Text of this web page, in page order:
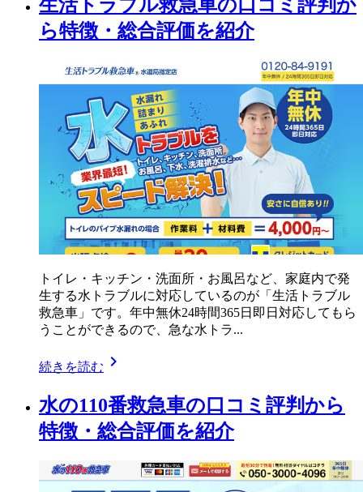
生活トラブル救急車の口コミ評判か
ら特徴・総合評価を紹介
トイレ・キッチン・洗面所・お風呂など、家庭内で発
生する水トラブルに対応しているのが「生活トラブル
救急車」です。年中無休24時間365日即日対応してもら
うことができるので、急な水トラ...
続きを読む chevron_right
水の110番救急車の口コミ評判から
特徴・総合評価を紹介